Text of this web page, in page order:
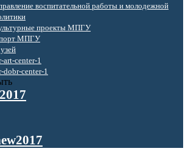
воспитательной работы и молодежной
проекты МПГУ
МПГУ